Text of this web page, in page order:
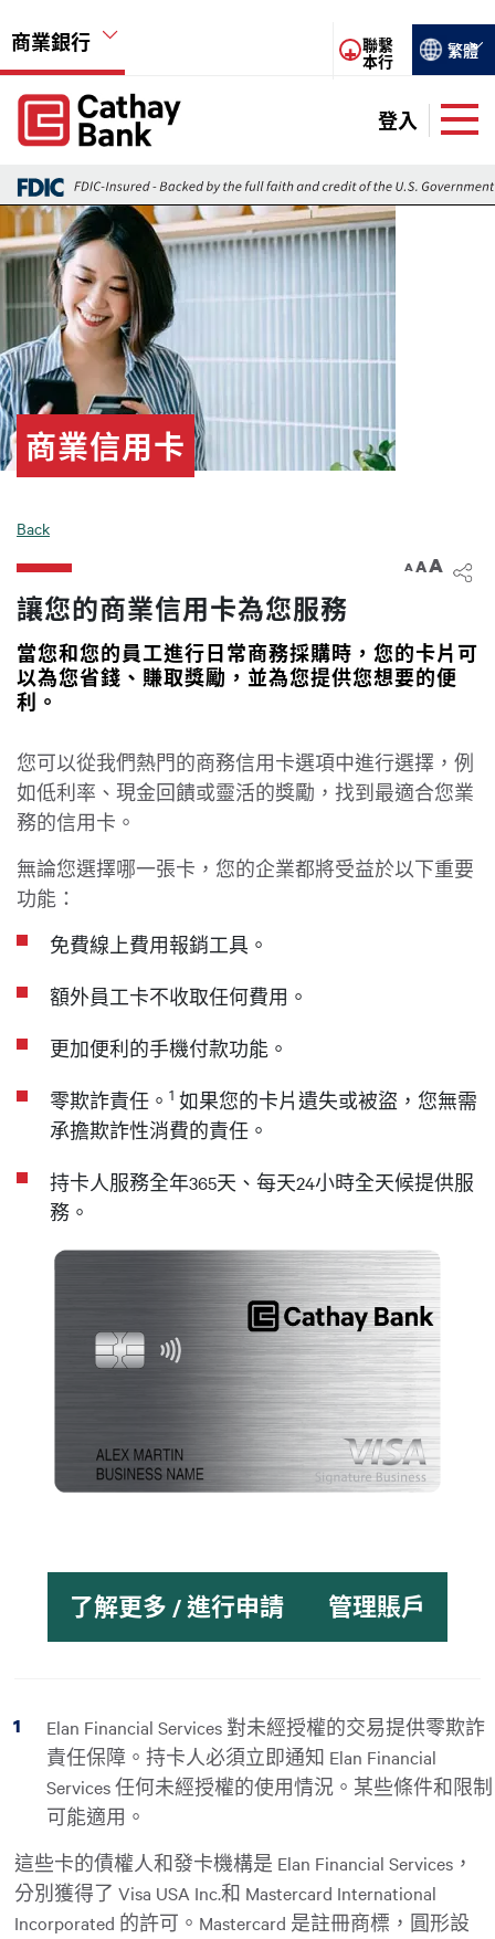
商業銀行
Global Header Hierarchy Menu
聯繫
本行
Select
繁體
登入
Global Header Hierarchy Menu
儲蓄賬戶
支票賬戶
財資管理
商業貸款
商業信用卡
圖片
商業信用卡
Back
A
A A
讓您的商業信用卡為您服務
當您和您的員工進行日常商務採購時，您的卡片可
以為您省錢、賺取獎勵，並為您提供您想要的便
利。
您可以從我們熱門的商務信用卡選項中進行選擇，例
如低利率、現金回饋或靈活的獎勵，找到最適合您業
務的信用卡。
無論您選擇哪一張卡，您的企業都將受益於以下重要
功能：
免費線上費用報銷工具。
額外員工卡不收取任何費用。
更加便利的手機付款功能。
零欺詐責任。 1 如果您的卡片遺失或被盜，您無需
承擔欺詐性消費的責任。
持卡人服務全年365天、每天24小時全天候提供服
務。
了解更多 / 進行申請 管理賬戶
Elan Financial Services 對未經授權的交易提供零欺詐
責任保障。持卡人必須立即通知 Elan Financial
Services 任何未經授權的使用情況。某些條件和限制
可能適用。
這些卡的債權人和發卡機構是 Elan Financial Services，
分別獲得了 Visa USA Inc.和 Mastercard International
Incorporated 的許可。Mastercard 是註冊商標，圓形設